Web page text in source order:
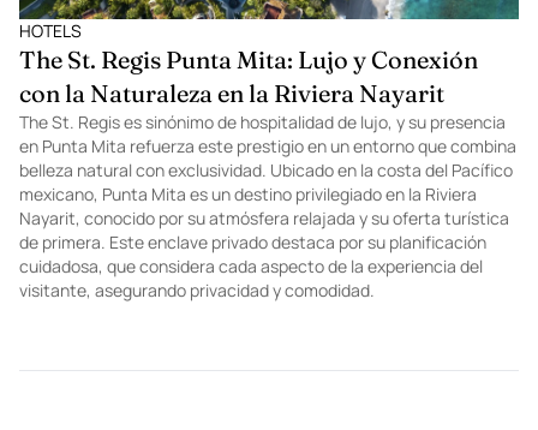
HOTELS
The St. Regis Punta Mita: Lujo y Conexión
con la Naturaleza en la Riviera Nayarit
The St. Regis es sinónimo de hospitalidad de lujo, y su presencia
en Punta Mita refuerza este prestigio en un entorno que combina
belleza natural con exclusividad. Ubicado en la costa del Pacífico
mexicano, Punta Mita es un destino privilegiado en la Riviera
Nayarit, conocido por su atmósfera relajada y su oferta turística
de primera. Este enclave privado destaca por su planificación
cuidadosa, que considera cada aspecto de la experiencia del
visitante, asegurando privacidad y comodidad.